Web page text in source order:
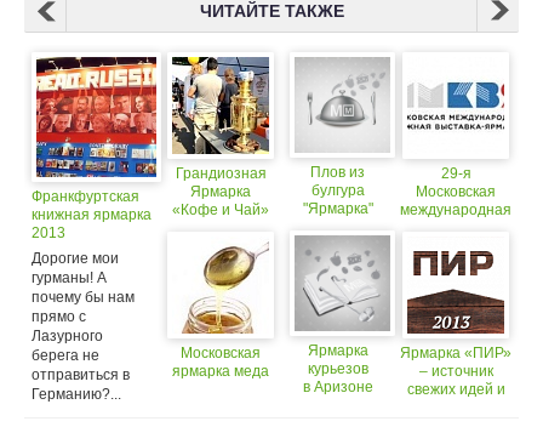
ЧИТАЙТЕ ТАКЖЕ
Франкфуртская
книжная ярмарка
2013
Дорогие мои
гурманы! А
почему бы нам
прямо с
Лазурного
берега не
отправиться в
Германию?...
Грандиозная
Ярмарка
«Кофе и Чай»
Московская
ярмарка меда
Плов из
булгура
"Ярмарка"
Ярмарка
курьезов
в Аризоне
29-я
Московская
международная
ярмарка
Ярмарка «ПИР»
– источник
свежих идей и